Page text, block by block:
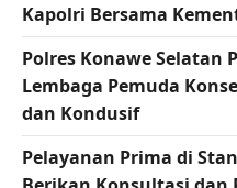
Kapolri Bersama
Polres Konawe Selatan
Lembaga Pemuda
dan Kondusif
Pelayanan Prima di